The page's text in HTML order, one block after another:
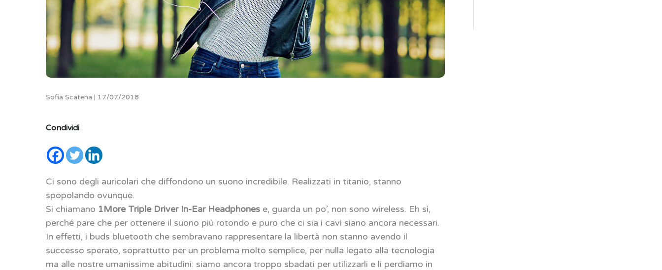
Sofia Scatena | 17/07/2018
Condividi
Ci sono degli auricolari che diffondono un suono incredibile. Realizzati in titanio, stanno
spopolando ovunque.
Si chiamano 1More Triple Driver In-Ear Headphones e, guarda un po’, non sono wireless. Eh sì,
perché pare che per ottenere il suono più rotondo e puro che ci sia i cavi siano ancora necessari.
In effetti, i buds bluetooth che sembravano rappresentare la libertà non stanno avendo il
successo sperato, soprattutto per un problema molto semplice, per nulla legato alla tecnologia
ma alle nostre umanissime abitudini: siamo ancora troppo sbadati per utilizzarli e li perdiamo in